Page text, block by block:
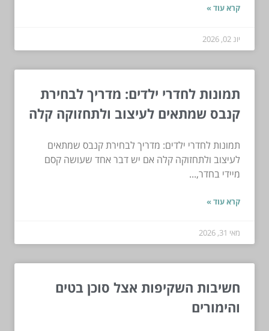
קרא עוד »
יונ 02, 2026
תמונות לחדרי ילדים: מדריך לבחירת
קנבס שמתאים לעיצוב ולתחזוקה קלה
תמונות לחדרי ילדים: מדריך לבחירת קנבס שמתאים
לעיצוב ולתחזוקה קלה אם יש דבר אחד שעושה קסם
מיידי בחדר,...
קרא עוד »
מאי 31, 2026
חשיבות השקיפות אצל סוכן בטים
והימורים